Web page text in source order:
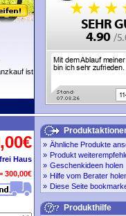
ist
frei Haus
300,00€
» Ähnliche Produkte
» Produkt
» Geschenkideen holen
» Hilfe vom Berater
» Diese Seite
Produkthilfe